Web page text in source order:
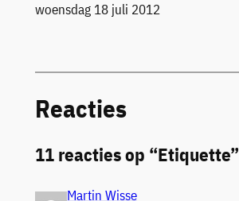
Datum
woensdag 18 juli 2012
Reacties
11 reacties op “Etiquette”
Martin Wisse